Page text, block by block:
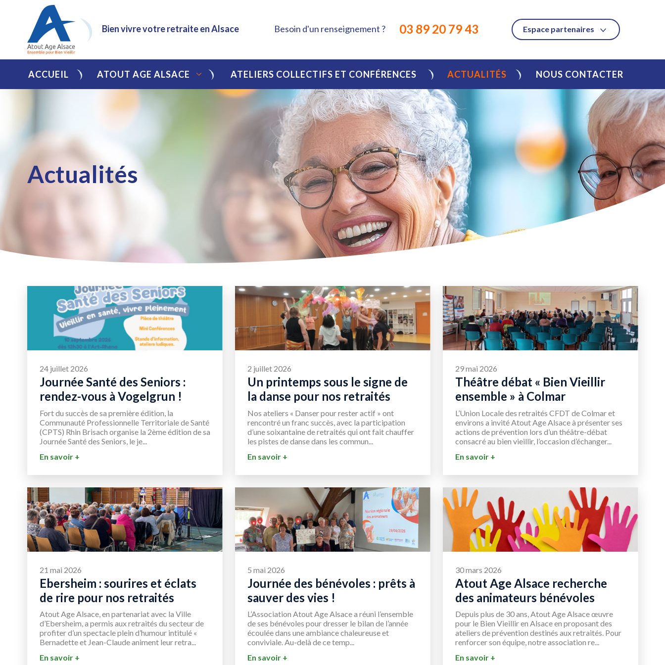
Bien vivre votre retraite en Alsace Besoin d'un renseignement ? 03 89 20 79 43 Espace partenaires
ACCUEIL ATOUT AGE ALSACE ATELIERS COLLECTIFS ET CONFÉRENCES ACTUALITÉS NOUS CONTACTER
Actualités
24 juillet 2026
Journée Santé des Seniors :
rendez-vous à Vogelgrun !
Fort du succès de sa première édition, la
Communauté Professionnelle Territoriale de Santé
(CPTS) Rhin Brisach organise la 2ème édition de sa
Journée Santé des Seniors, le je...
En savoir +
2 juillet 2026
Un printemps sous le signe de
la danse pour nos retraités
Nos ateliers « Danser pour rester actif » ont
rencontré un franc succès, avec la participation
d’une soixantaine de retraités qui ont fait chauffer
les pistes de danse dans les commun...
En savoir +
29 mai 2026
Théâtre débat « Bien Vieillir
ensemble » à Colmar
L’Union Locale des retraités CFDT de Colmar et
environs a invité Atout Age Alsace à présenter ses
actions de prévention lors d’un théâtre-débat
consacré au bien vieillir, l’occasion d’échanger...
En savoir +
21 mai 2026
Ebersheim : sourires et éclats
de rire pour nos retraités
Atout Age Alsace, en partenariat avec la Ville
d’Ebersheim, a permis aux retraités du secteur de
profiter d’un spectacle plein d’humour intitulé «
Bernadette et Jean-Claude animent leur retra...
En savoir +
5 mai 2026
Journée des bénévoles : prêts à
sauver des vies !
L’Association Atout Age Alsace a réuni l’ensemble
de ses bénévoles pour dresser le bilan de l’année
écoulée dans une ambiance chaleureuse et
conviviale. Au-delà de ce temp...
En savoir +
30 mars 2026
Atout Age Alsace recherche
des animateurs bénévoles
Depuis plus de 30 ans, Atout Age Alsace œuvre
pour le Bien Vieillir en Alsace en proposant des
ateliers de prévention destinés aux retraités. Pour
renforcer son équipe, notre association re...
En savoir +